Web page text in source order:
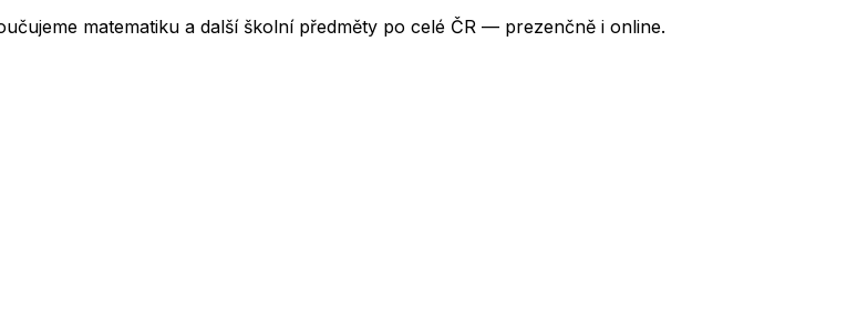
matematiku a další školní předměty po celé ČR — prezenčně i online.